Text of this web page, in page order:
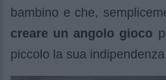
bambino e che,
creare un angolo gioco
piccolo la sua indipendenza.